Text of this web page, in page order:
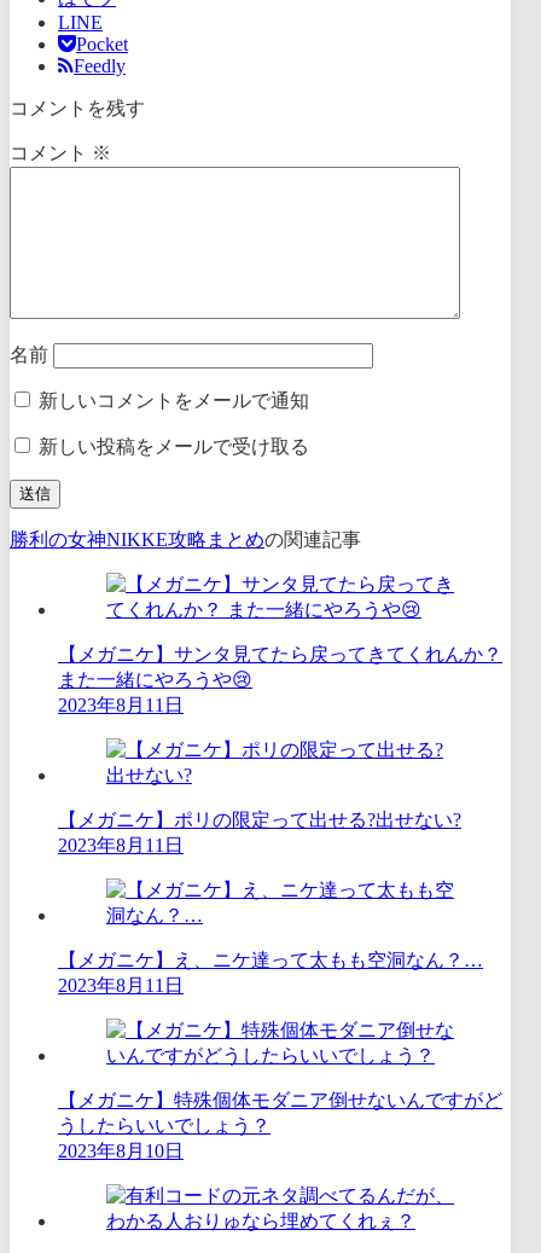
LINE
Pocket
Feedly
コメントを残す
コメント ※
名前
新しいコメントをメールで通知
新しい投稿をメールで受け取る
勝利の女神NIKKE攻略まとめの関連記事
【メガニケ】サンタ見てたら戻ってきてくれんか？
また一緒にやろうや😢
2023年8月11日
【メガニケ】ポリの限定って出せる?出せない?
2023年8月11日
【メガニケ】え、ニケ達って太もも空洞なん？…
2023年8月11日
【メガニケ】特殊個体モダニア倒せないんですがど
うしたらいいでしょう？
2023年8月10日